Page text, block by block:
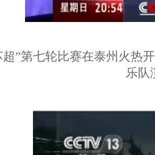
超”第七轮比赛在泰州火热
乐队